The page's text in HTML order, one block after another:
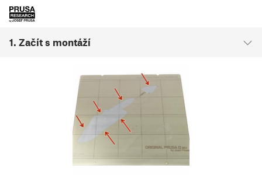
1. Začít s montáží